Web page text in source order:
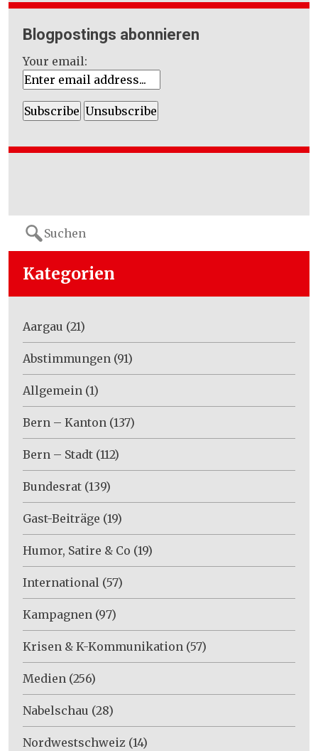
Blogpostings abonnieren
Your email:
Search
for:
Kategorien
Aargau (21)
Abstimmungen (91)
Allgemein (1)
Bern – Kanton (137)
Bern – Stadt (112)
Bundesrat (139)
Gast-Beiträge (19)
Humor, Satire & Co (19)
International (57)
Kampagnen (97)
Krisen & K-Kommunikation (57)
Medien (256)
Nabelschau (28)
Nordwestschweiz (14)